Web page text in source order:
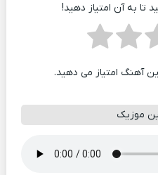
تا به آن امتیاز دهید!
آهنگ امتیاز می دهید.
موزیک